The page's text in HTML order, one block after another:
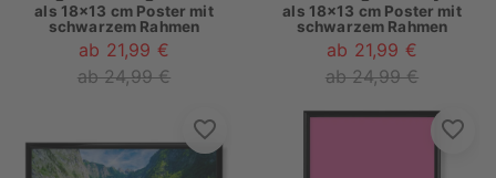
als 18x13 cm Poster mit
schwarzem Rahmen
ab 21,99 €
ab 24,99 €
als 18x13 cm Poster mit
schwarzem Rahmen
ab 21,99 €
ab 24,99 €